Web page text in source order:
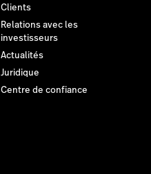
Clients
Relations avec les
investisseurs
Actualités
Juridique
Centre de confiance